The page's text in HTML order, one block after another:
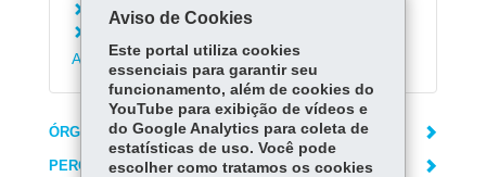
Consultar a Rede de Ensino do Paraná
Adultos - EJA
ÓRGÃO RESPONSÁVEL
PERGUNTAS FREQUENTES
Aviso de Cookies
Este portal utiliza cookies
essenciais para garantir seu
funcionamento, além de cookies do
YouTube para exibição de vídeos e
do Google Analytics para coleta de
estatísticas de uso. Você pode
escolher como tratamos os cookies